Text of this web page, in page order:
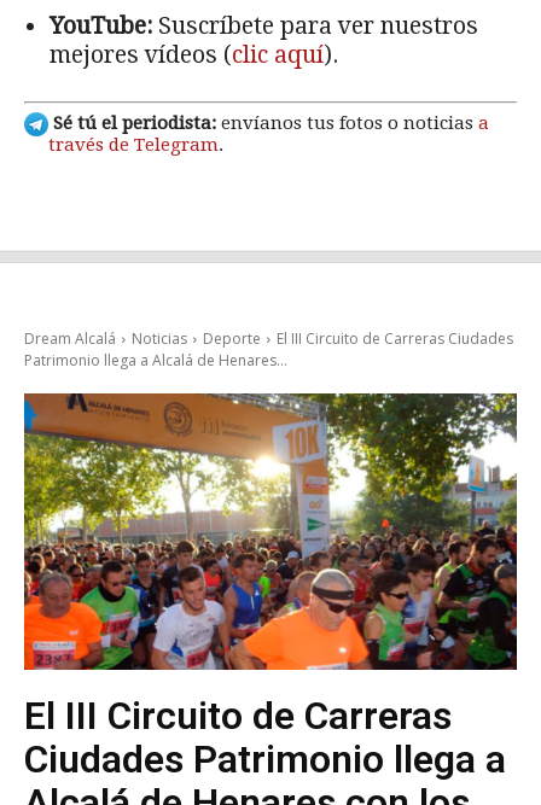
YouTube: Suscríbete para ver nuestros
mejores vídeos (clic aquí).
Sé tú el periodista: envíanos tus fotos o noticias a
través de Telegram.